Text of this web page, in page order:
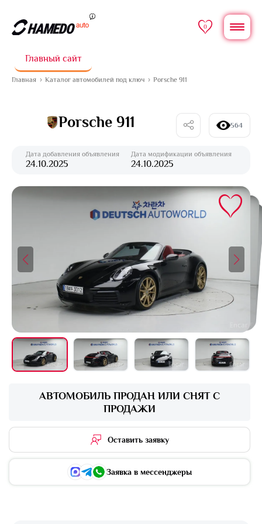
0
Главный сайт
Главная Каталог автомобилей под ключ Porsche 911
Porsche 911 564
Дата добавления объявления
24.10.2025
Дата модификации объявления
24.10.2025
АВТОМОБИЛЬ ПРОДАН ИЛИ СНЯТ С
ПРОДАЖИ
Оставить заявку
Заявка в мессенджеры